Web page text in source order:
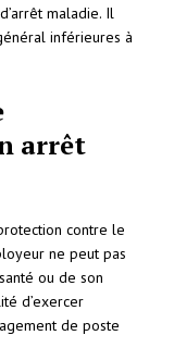
maladie. Il
inférieures à
arrêt
contre le
ne peut pas
ou de son
d’exercer
de poste